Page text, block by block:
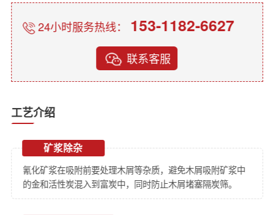
24小时服务热线： 153-1182-6627
联系客服
工艺介绍
矿浆除杂
氰化矿浆在吸附前要处理木屑等杂质，避免木屑吸附矿浆中
的金和活性炭混入到富炭中，同时防止木屑堵塞隔炭筛。